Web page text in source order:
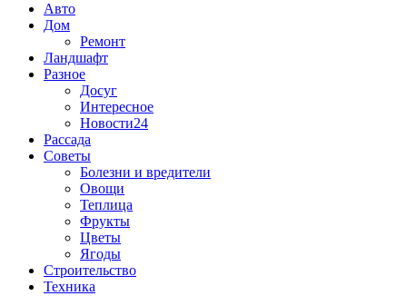
Авто
Дом
Ремонт
Ландшафт
Разное
Досуг
Интересное
Новости24
Рассада
Советы
Болезни и вредители
Овощи
Теплица
Фрукты
Цветы
Ягоды
Строительство
Техника